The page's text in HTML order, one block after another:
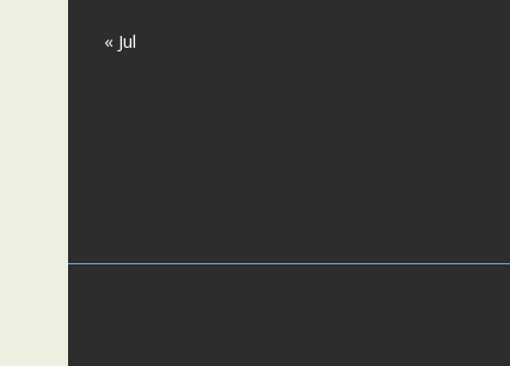
« Jul